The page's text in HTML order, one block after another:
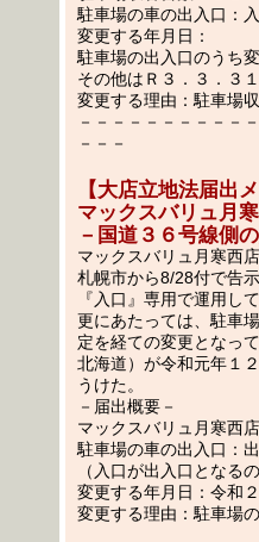
駐車場の車の出入口：
変更する年月日：
駐車場の出入口のうち
その他はＲ３．３．３１
変更する理由：駐車場
－－－－－－－－－－
－－－
【大店立地法届出
マックスバリュ月
－国道３６号線側
マックスバリュ月寒西
札幌市から8/28付で告
『入口』専用で運用
更にあたっては、駐車
定を経ての変更となっ
北海道）が令和元年１
うけた。
－届出概要－
マックスバリュ月寒西
駐車場の車の出入口：
（入口が出入口となる
変更する年月日：令和
変更する理由：駐車場